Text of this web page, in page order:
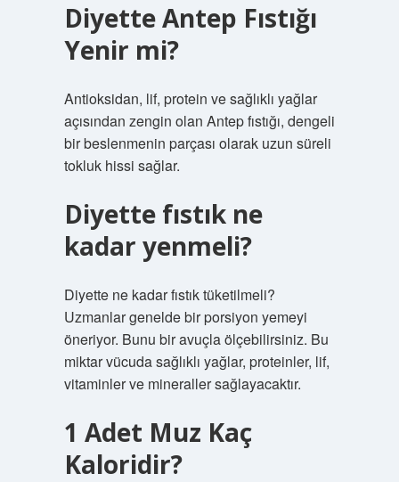
Diyette Antep Fıstığı
Yenir mi?
Antioksidan, lif, protein ve sağlıklı yağlar
açısından zengin olan Antep fıstığı, dengeli
bir beslenmenin parçası olarak uzun süreli
tokluk hissi sağlar.
Diyette fıstık ne
kadar yenmeli?
Diyette ne kadar fıstık tüketilmeli?
Uzmanlar genelde bir porsiyon yemeyi
öneriyor. Bunu bir avuçla ölçebilirsiniz. Bu
miktar vücuda sağlıklı yağlar, proteinler, lif,
vitaminler ve mineraller sağlayacaktır.
1 Adet Muz Kaç
Kaloridir?